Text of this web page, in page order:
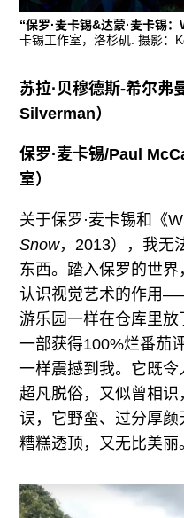
“保罗·麦卡锡&达蒙·麦卡锡
卡锡工作室，洛杉矶. 摄影：
苏拉·贝穆德斯-希尔弗
Silverman）
保罗·麦卡锡/Paul
室）
关于保罗·麦卡锡和《
Snow，2013），我无
东西。踏入保罗的世
认识视觉艺术的作用
游乐园一样在仓库里
一部获得100%烂番茄
一样震撼到我。它既
超凡脱俗，又似曾相
误，它野蛮、过分厚
糟糕透顶，又无比美丽